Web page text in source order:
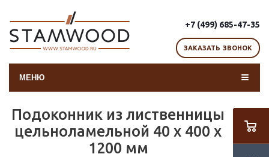
+7 (499) 685-47-35
ЗАКАЗАТЬ ЗВОНОК
МЕНЮ
Подоконник из лиственницы
цельноламельной 40 х 400 х
1200 мм